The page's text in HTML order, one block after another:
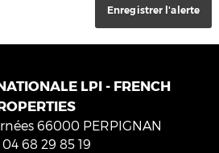
LPI - FRENCH
66000 PERPIGNAN
04 68 29 85 19